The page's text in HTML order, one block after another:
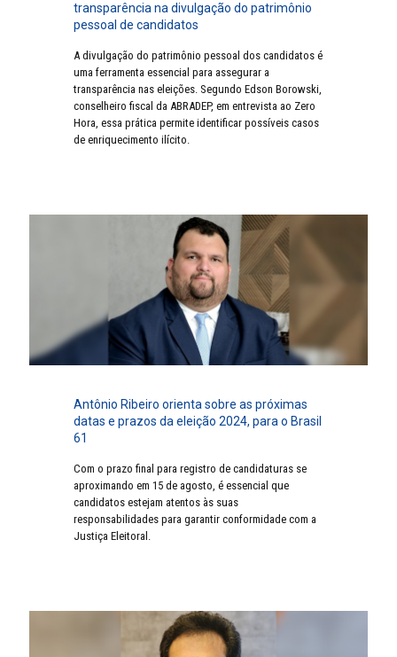
transparência na divulgação do patrimônio
pessoal de candidatos
A divulgação do patrimônio pessoal dos candidatos é
uma ferramenta essencial para assegurar a
transparência nas eleições. Segundo Edson Borowski,
conselheiro fiscal da ABRADEP, em entrevista ao Zero
Hora, essa prática permite identificar possíveis casos
de enriquecimento ilícito.
Antônio Ribeiro orienta sobre as próximas
datas e prazos da eleição 2024, para o Brasil
61
Com o prazo final para registro de candidaturas se
aproximando em 15 de agosto, é essencial que
candidatos estejam atentos às suas
responsabilidades para garantir conformidade com a
Justiça Eleitoral.